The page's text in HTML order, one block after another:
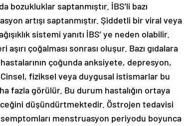
bozukluklar saptanmıştır. İBS’li bazı
artışı saptanmıştır. Şiddetli bir viral veya
sistemi yanıtı İBS’ ye neden olabilir.
çoğalması sonrası oluşur. Bazı gıdalara
çoğunda anksiyete, depresyon,
fiziksel veya duygusal istismarlar bu
fazla görülür. Bu durum hastalığın ortaya
düşündürtmektedir. Östrojen tedavisi
menstruasyon periyodu boyunca